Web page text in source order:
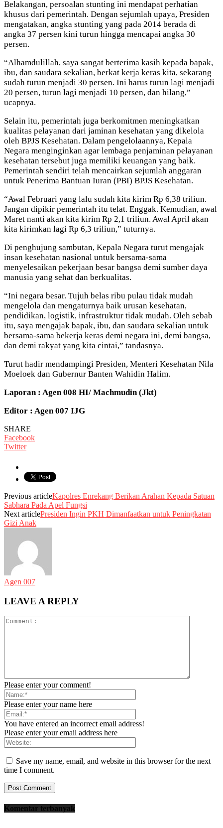
Belakangan, persoalan stunting ini mendapat perhatian
khusus dari pemerintah. Dengan sejumlah upaya, Presiden
mengatakan, angka stunting yang pada 2014 berada di
angka 37 persen kini turun hingga mencapai angka 30
persen.
“Alhamdulillah, saya sangat berterima kasih kepada bapak,
ibu, dan saudara sekalian, berkat kerja keras kita, sekarang
sudah turun menjadi 30 persen. Ini harus turun lagi menjadi
20 persen, turun lagi menjadi 10 persen, dan hilang,”
ucapnya.
Selain itu, pemerintah juga berkomitmen meningkatkan
kualitas pelayanan dari jaminan kesehatan yang dikelola
oleh BPJS Kesehatan. Dalam pengelolaannya, Kepala
Negara menginginkan agar lembaga penjaminan pelayanan
kesehatan tersebut juga memiliki keuangan yang baik.
Pemerintah sendiri telah mencairkan sejumlah anggaran
untuk Penerima Bantuan Iuran (PBI) BPJS Kesehatan.
“Awal Februari yang lalu sudah kita kirim Rp 6,38 triliun.
Jangan dipikir pemerintah itu telat. Enggak. Kemudian, awal
Maret nanti akan kita kirim Rp 2,1 triliun. Awal April akan
kita kirimkan lagi Rp 6,3 triliun,” tuturnya.
Di penghujung sambutan, Kepala Negara turut mengajak
insan kesehatan nasional untuk bersama-sama
menyelesaikan pekerjaan besar bangsa demi sumber daya
manusia yang sehat dan berkualitas.
“Ini negara besar. Tujuh belas ribu pulau tidak mudah
mengelola dan mengaturnya baik urusan kesehatan,
pendidikan, logistik, infrastruktur tidak mudah. Oleh sebab
itu, saya mengajak bapak, ibu, dan saudara sekalian untuk
bersama-sama bekerja keras demi negara ini, demi bangsa,
dan demi rakyat yang kita cintai,” tandasnya.
Turut hadir mendampingi Presiden, Menteri Kesehatan Nila
Moeloek dan Gubernur Banten Wahidin Halim.
Laporan : Agen 008 HI/ Machmudin (Jkt)
Editor : Agen 007 IJG
SHARE
Facebook
Twitter
Previous articleKapolres Enrekang Berikan Arahan Kepada Satuan
Sabhara Pada Apel Fungsi
Next articlePresiden Ingin PKH Dimanfaatkan untuk Peningkatan
Gizi Anak
Agen 007
LEAVE A REPLY
Please enter your comment!
Please enter your name here
You have entered an incorrect email address!
Please enter your email address here
Save my name, email, and website in this browser for the next
time I comment.
Komentar terbanyak